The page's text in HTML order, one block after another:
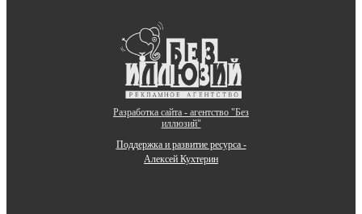
Разработка сайта - агентство "Без
иллюзий"
Поддержка и развитие ресурса -
Алексей Кухтерин